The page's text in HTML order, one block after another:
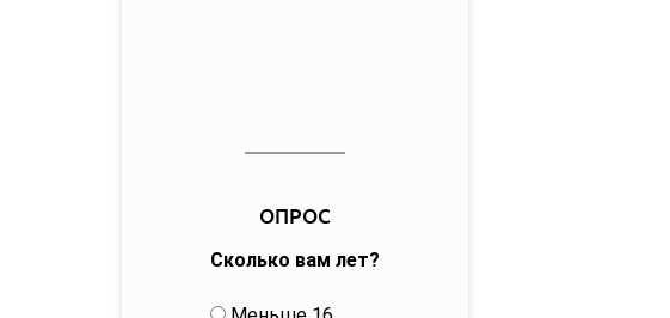
ОПРОС
Сколько вам лет?